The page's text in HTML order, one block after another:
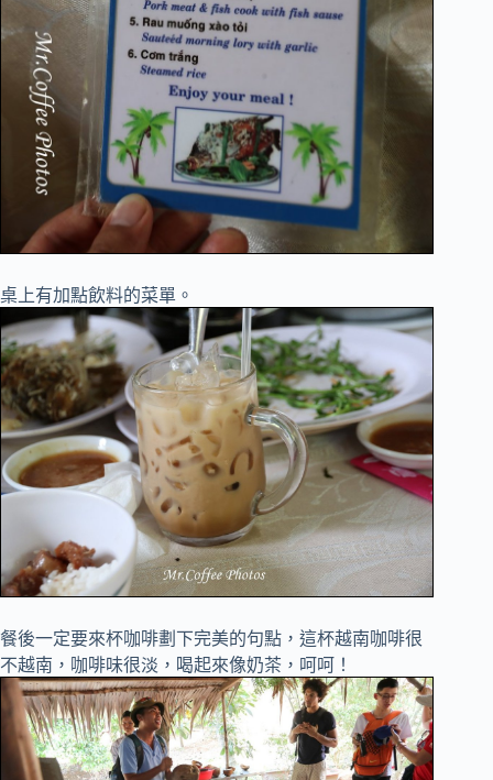
桌上有加點飲料的菜單。
餐後一定要來杯咖啡劃下完美的句點，這杯越南咖啡很
不越南，咖啡味很淡，喝起來像奶茶，呵呵！